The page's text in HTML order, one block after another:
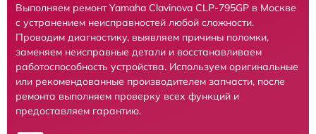
Выполняем ремонт Yamaha Clavinova CLP-795GP в Москве
с устранением неисправностей любой сложности.
Проводим диагностику, выявляем причины поломки,
заменяем неисправные детали и восстанавливаем
работоспособность устройства. Используем оригинальные
или рекомендованные производителем запчасти, после
ремонта выполняем проверку всех функций и
предоставляем гарантию.